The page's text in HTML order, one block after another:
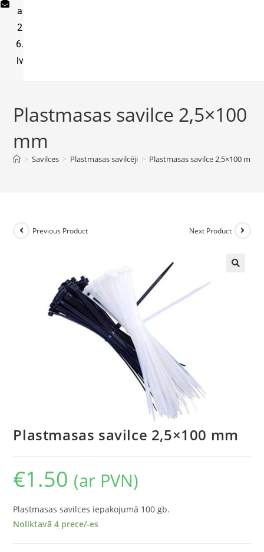
a
2
6.
lv
Plastmasas savilce 2,5×100
mm
> Savilces > Plastmasas savilcēji > Plastmasas savilce 2,5×100 mm
Previous Product Next Product
Plastmasas savilce 2,5×100 mm
€1.50 (ar PVN)
Plastmasas savilces iepakojumā 100 gb.
Noliktavā 4 prece/-es